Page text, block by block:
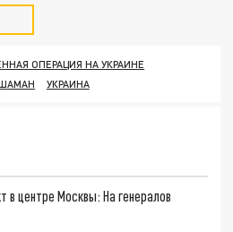
ОПЕРАЦИЯ НА УКРАИНЕ
УКРАИНА
в центре Москвы: На генералов